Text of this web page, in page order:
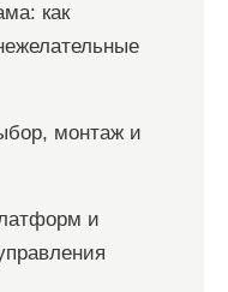
как
монтаж и
и